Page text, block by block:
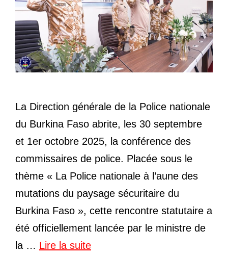
La Direction générale de la Police nationale
du Burkina Faso abrite, les 30 septembre
et 1er octobre 2025, la conférence des
commissaires de police. Placée sous le
thème « La Police nationale à l’aune des
mutations du paysage sécuritaire du
Burkina Faso », cette rencontre statutaire a
été officiellement lancée par le ministre de
la … Lire la suite